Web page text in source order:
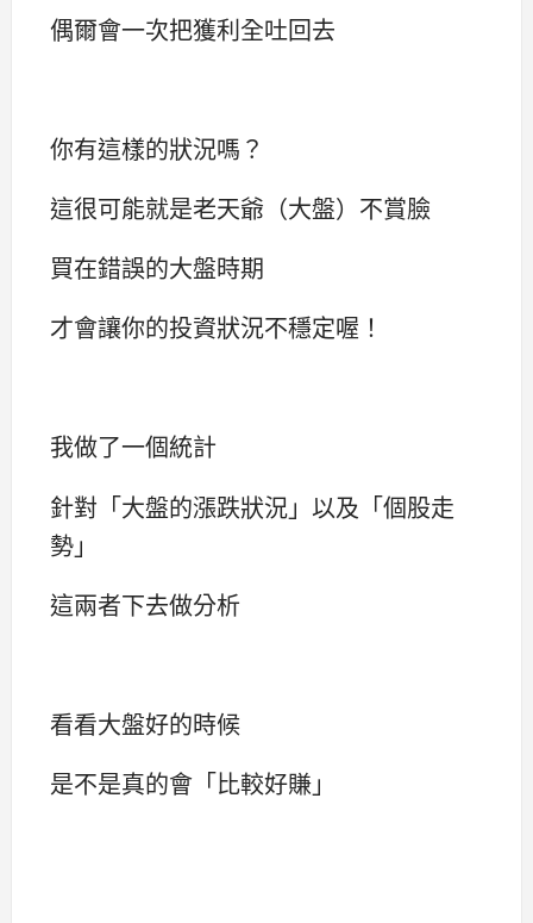
偶爾會一次把獲利全吐回去
你有這樣的狀況嗎？
這很可能就是老天爺（大盤）不賞臉
買在錯誤的大盤時期
才會讓你的投資狀況不穩定喔！
我做了一個統計
針對「大盤的漲跌狀況」以及「個股走
勢」
這兩者下去做分析
看看大盤好的時候
是不是真的會「比較好賺」